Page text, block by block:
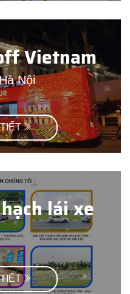
Vietnam
Nội
lái xe